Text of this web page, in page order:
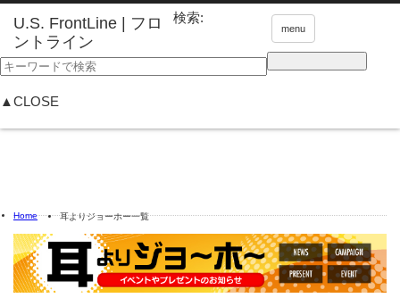
menu
検索:
▲CLOSE
Home 耳よりジョーホー一覧